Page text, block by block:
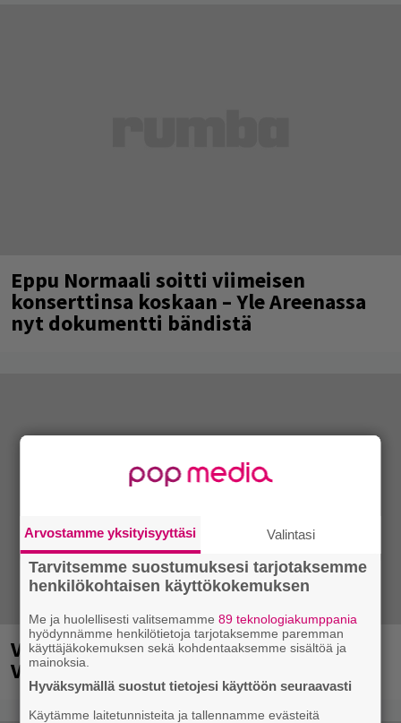
Eppu Normaali soitti viimeisen
konserttinsa koskaan – Yle Areenassa
nyt dokumentti bändistä
Vauhti kiihtyy myös ensi vuonna
Vantaalla
Arvostamme yksityisyyttäsi Valintasi
Tarvitsemme suostumuksesi tarjotaksemme
henkilökohtaisen käyttökokemuksen
Me ja huolellisesti valitsemamme89 teknologiakumppania
hyödynnämme henkilötietoja tarjotaksemme paremman
käyttäjäkokemuksen sekä kohdentaaksemme sisältöä ja
mainoksia.
Hyväksymällä suostut tietojesi käyttöön seuraavasti
Käytämme laitetunnisteita ja tallennamme evästeitä